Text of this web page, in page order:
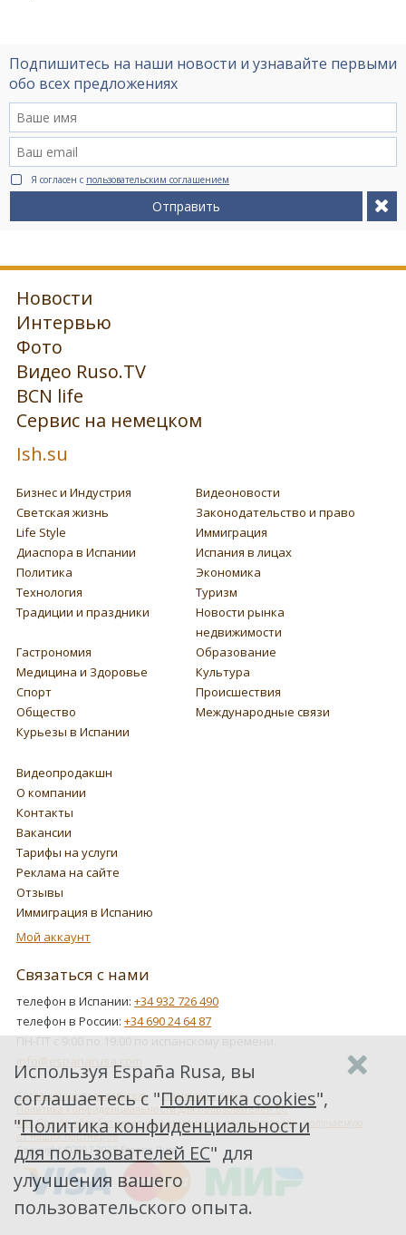
Подпишитесь на наши новости и узнавайте первыми
обо всех предложениях
Я согласен с пользовательским соглашением
Отправить
Новости
Интервью
Фото
Видео Ruso.TV
BCN life
Сервис на немецком
Ish.su
Бизнес и Индустрия
Видеоновости
Светская жизнь
Законодательство и право
Life Style
Иммиграция
Диаспора в Испании
Испания в лицах
Политика
Экономика
Технология
Туризм
Традиции и праздники
Новости рынка
недвижимости
Гастрономия
Образование
Медицина и Здоровье
Культура
Спорт
Происшествия
Общество
Международные связи
Курьезы в Испании
Видеопродакшн
О компании
Контакты
Вакансии
Тарифы на услуги
Реклама на сайте
Отзывы
Иммиграция в Испанию
Мой аккаунт
Связаться с нами
телефон в Испании: +34 932 726 490
телефон в России: +34 690 24 64 87
ПН-ПТ с 9:00 по 19:00 по испанскому времени.
info@espanarusa.com
Соглашение пользователя
Политика cookies
Политика конфиденциальности для пользователей ЕС
Как Google обрабатывает информацию о пользователях, получаемую
от наших партнеров
Copyright ©2007-2026 Espana Rusa
Используя España Rusa, вы
соглашаетесь с "Политика cookies",
"Политика конфиденциальности
для пользователей ЕС" для
улучшения вашего
пользовательского опыта.